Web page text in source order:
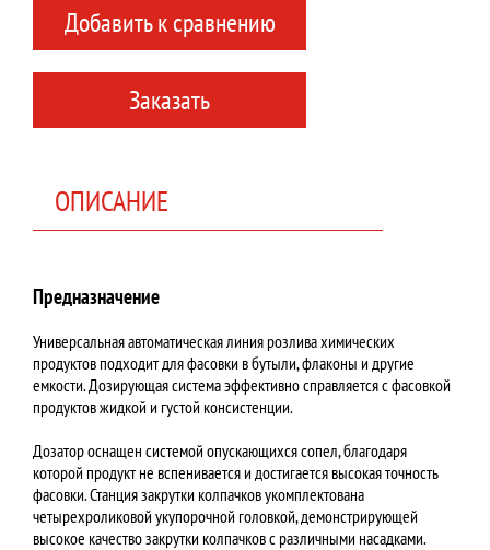
Добавить к сравнению
Заказать
ОПИСАНИЕ
Предназначение
Универсальная автоматическая линия розлива химических
продуктов подходит для фасовки в бутыли, флаконы и другие
емкости. Дозирующая система эффективно справляется с фасовкой
продуктов жидкой и густой консистенции.
Дозатор оснащен системой опускающихся сопел, благодаря
которой продукт не вспенивается и достигается высокая точность
фасовки. Станция закрутки колпачков укомплектована
четырехроликовой укупорочной головкой, демонстрирующей
высокое качество закрутки колпачков с различными насадками.